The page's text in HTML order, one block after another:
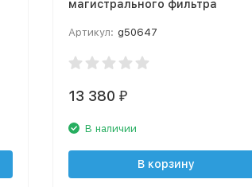
магистрального фильтра
Артикул: g50647
13 380 ₽
В наличии
В корзину